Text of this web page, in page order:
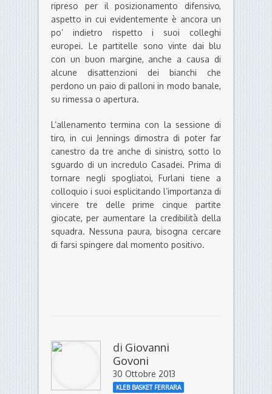
ripreso per il posizionamento difensivo,
aspetto in cui evidentemente è ancora un
po’ indietro rispetto i suoi colleghi
europei. Le partitelle sono vinte dai blu
con un buon margine, anche a causa di
alcune disattenzioni dei bianchi che
perdono un paio di palloni in modo banale,
su rimessa o apertura.
L’allenamento termina con la sessione di
tiro, in cui Jennings dimostra di poter far
canestro da tre anche di sinistro, sotto lo
sguardo di un incredulo Casadei. Prima di
tornare negli spogliatoi, Furlani tiene a
colloquio i suoi esplicitando l’importanza di
vincere tre delle prime cinque partite
giocate, per aumentare la credibilità della
squadra. Nessuna paura, bisogna cercare
di farsi spingere dal momento positivo.
di Giovanni
Govoni
30 Ottobre 2013
KLEB BASKET FERRARA